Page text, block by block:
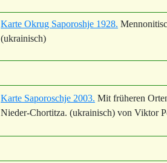
Karte Okrug Saporoshje 1928.
(ukrainisch)
Karte Saporoschje 2003. Mit früheren
Nieder-Chortitza. (ukrainisch) von Viktor